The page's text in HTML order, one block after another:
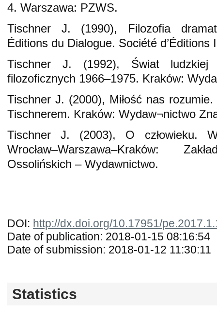
4. Warszawa: PZWS.
Tischner J. (1990), Filozofia
Éditions du Dialogue. Société d’Éditions
Tischner J. (1992), Świat ludzkiej
filozoficznych 1966–1975. Kraków:
Tischner J. (2000), Miłość nas
Tischnerem. Kraków: Wydaw¬nictwo
Tischner J. (2003), O człowieku.
Wrocław–Warszawa–Kraków:
Ossolińskich – Wydawnictwo.
DOI: http://dx.doi.org/10.17951/
Date of publication: 2018-01-15 08:16:54
Date of submission: 2018-01-12 11:30:11
Statistics